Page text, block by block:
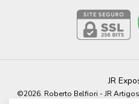
JR
©2026. Roberto Belfiori - JR